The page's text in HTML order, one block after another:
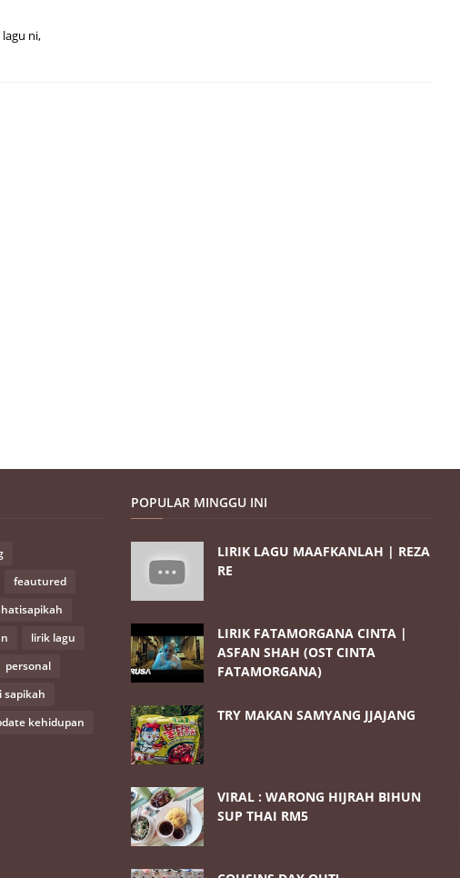
ni,
feautured
lirik lagu
personal
sapikah
kehidupan
POPULAR MINGGU INI
LIRIK LAGU MAAFKANLAH | REZA
RE
LIRIK FATAMORGANA CINTA |
ASFAN SHAH (OST CINTA
FATAMORGANA)
TRY MAKAN SAMYANG JJAJANG
VIRAL : WARONG HIJRAH BIHUN
SUP THAI RM5